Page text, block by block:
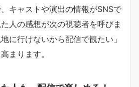
キャストや演出の情報がSNSで
人の感想が次の視聴者を呼びま
に行けないから配信で観たい」
まります。